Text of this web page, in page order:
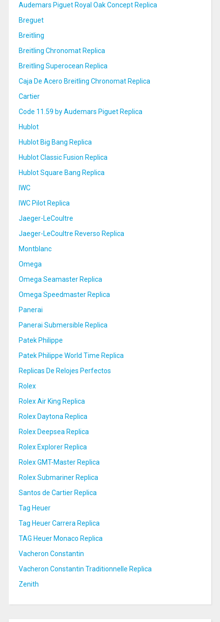
Audemars Piguet Royal Oak Concept Replica
Breguet
Breitling
Breitling Chronomat Replica
Breitling Superocean Replica
Caja De Acero Breitling Chronomat Replica
Cartier
Code 11.59 by Audemars Piguet Replica
Hublot
Hublot Big Bang Replica
Hublot Classic Fusion Replica
Hublot Square Bang Replica
IWC
IWC Pilot Replica
Jaeger-LeCoultre
Jaeger-LeCoultre Reverso Replica
Montblanc
Omega
Omega Seamaster Replica
Omega Speedmaster Replica
Panerai
Panerai Submersible Replica
Patek Philippe
Patek Philippe World Time Replica
Replicas De Relojes Perfectos
Rolex
Rolex Air King Replica
Rolex Daytona Replica
Rolex Deepsea Replica
Rolex Explorer Replica
Rolex GMT-Master Replica
Rolex Submariner Replica
Santos de Cartier Replica
Tag Heuer
Tag Heuer Carrera Replica
TAG Heuer Monaco Replica
Vacheron Constantin
Vacheron Constantin Traditionnelle Replica
Zenith